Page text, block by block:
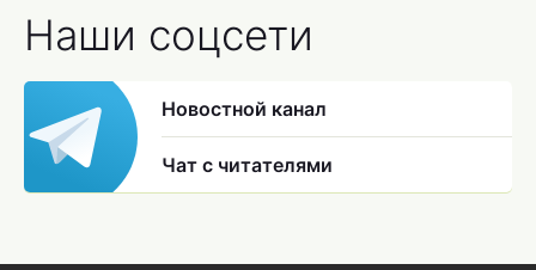
Наши соцсети
Новостной канал
Чат с читателями